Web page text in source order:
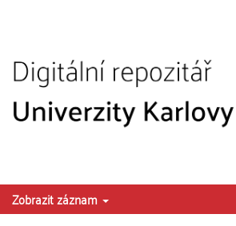
Zobrazit záznam